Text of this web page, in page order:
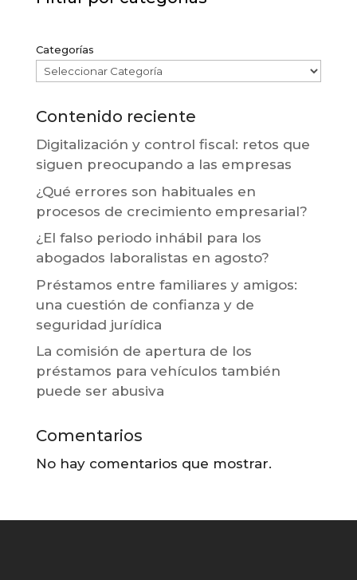
Categorías
Contenido reciente
Digitalización y control fiscal: retos que
siguen preocupando a las empresas
¿Qué errores son habituales en
procesos de crecimiento empresarial?
¿El falso periodo inhábil para los
abogados laboralistas en agosto?
Préstamos entre familiares y amigos:
una cuestión de confianza y de
seguridad jurídica
La comisión de apertura de los
préstamos para vehículos también
puede ser abusiva
Comentarios
No hay comentarios que mostrar.